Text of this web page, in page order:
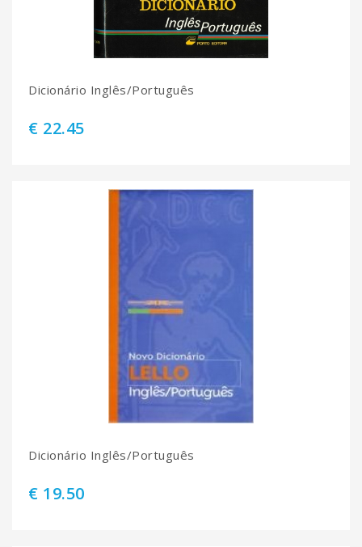
Dicionário Inglês/Português
€ 22.45
Dicionário Inglês/Português
€ 19.50